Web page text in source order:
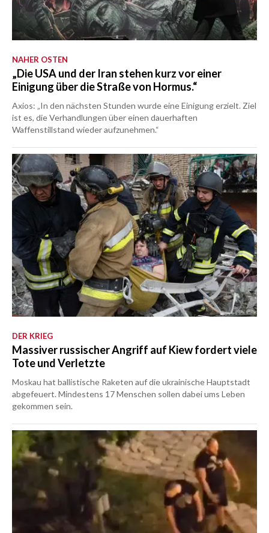
NAHER OSTEN
„Die USA und der Iran stehen kurz vor einer
Einigung über die Straße von Hormus.“
Axios: „In den nächsten Stunden wurde eine Einigung erzielt. Ziel
ist es, die Verhandlungen über einen dauerhaften
Waffenstillstand wieder aufzunehmen.“
DER KRIEG
Massiver russischer Angriff auf Kiew fordert viele
Tote und Verletzte
Moskau hat ballistische Raketen auf die ukrainische Hauptstadt
abgefeuert. Mindestens 17 Menschen sollen dabei ums Leben
gekommen sein.